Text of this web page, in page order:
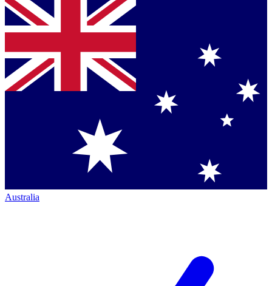
Australia